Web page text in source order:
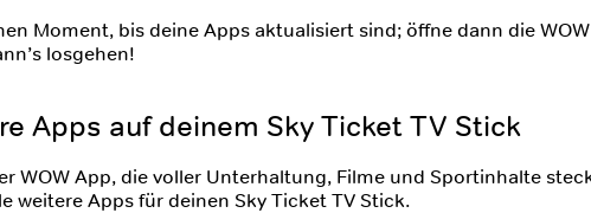
Moment, bis deine Apps aktualisiert sind; öffne dann die
losgehen!
Apps auf deinem Sky Ticket TV Stick
WOW App, die voller Unterhaltung, Filme und Sportinhalte
weitere Apps für deinen Sky Ticket TV Stick.